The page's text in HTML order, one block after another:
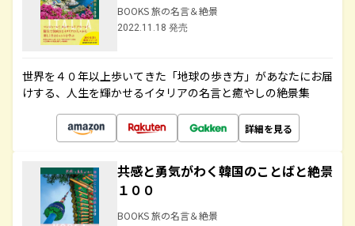
BOOKS 旅の名言＆絶景
2022.11.18 発売
世界を４０年以上歩いてきた「地球の歩き方」があなたにお届
けする、人生を輝かせるイタリアの名言と癒やしの絶景集
詳細を見る
共感と勇気がわく韓国のことばと絶景
１００
BOOKS 旅の名言＆絶景